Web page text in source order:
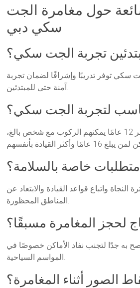
حول مغامرة الجت
سكي دبي
تجربة الجت سكي؟
سكي توفر تدريبًا وإشرافًا لضمان تجربة
آمنة حتى للمبتدئين.
لتجربة الجت سكي؟
عادةً الأطفال من عمر 12 عامًا يمكنهم الركوب مع شخص بالغ،
خاصة بالسلامة؟
النجاة واتباع قواعد القيادة والابتعاد عن
المناطق المحظورة.
لحجز المغامرة مسبقًا؟
به جدًا لتجنب نفاد الأماكن خصوصًا في
المواسم السياحية.
الصور أثناء المغامرة؟